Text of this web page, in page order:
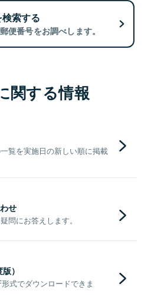
索する
便番号をお調べします。
関する情報
覧を実施日の新しい順に掲載
せ
問にお答えします。
）
式でダウンロードできま